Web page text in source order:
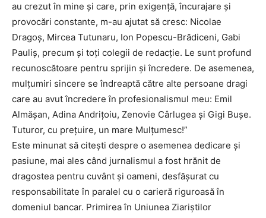
au crezut în mine și care, prin exigență, încurajare și
provocări constante, m-au ajutat să cresc: Nicolae
Dragoș, Mircea Tutunaru, Ion Popescu-Brădiceni, Gabi
Pauliș, precum și toți colegii de redacție. Le sunt profund
recunoscătoare pentru sprijin și încredere. De asemenea,
mulțumiri sincere se îndreaptă către alte persoane dragi
care au avut încredere în profesionalismul meu: Emil
Almășan, Adina Andrițoiu, Zenovie Cârlugea și Gigi Bușe.
Tuturor, cu prețuire, un mare Mulțumesc!”
Este minunat să citești despre o asemenea dedicare și
pasiune, mai ales când jurnalismul a fost hrănit de
dragostea pentru cuvânt și oameni, desfășurat cu
responsabilitate în paralel cu o carieră riguroasă în
domeniul bancar. Primirea în Uniunea Ziariștilor